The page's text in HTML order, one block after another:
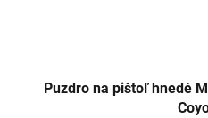
Puzdro na pištoľ hnedé